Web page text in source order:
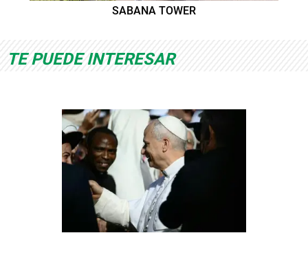
SABANA TOWER
TE PUEDE INTERESAR